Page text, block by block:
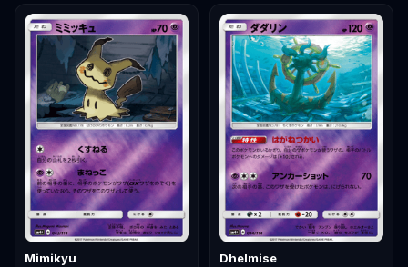
Mimikyu Dhelmise